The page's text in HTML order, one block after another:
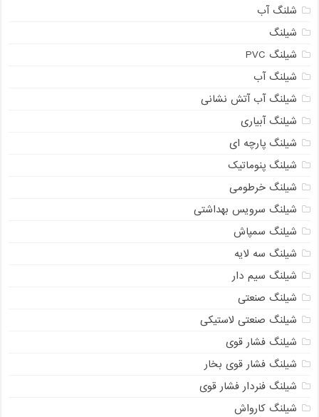
شلنگ آب
شیلنگ
شیلنگ PVC
شیلنگ آب
شیلنگ آب آتش نشانی
شیلنگ آبیاری
شیلنگ پارچه ای
شیلنگ پنوماتیک
شیلنگ خرطومی
شیلنگ سرویس بهداشتی
شیلنگ سمپاش
شیلنگ سه لایه
شیلنگ سیم دار
شیلنگ صنعتی
شیلنگ صنعتی لاستیکی
شیلنگ فشار قوی
شیلنگ فشار قوی بخار
شیلنگ فنردار فشار قوی
شیلنگ کارواش